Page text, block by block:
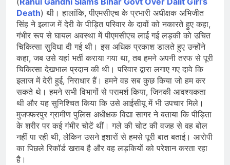
Death) थी। हालांकि, पीएमसीएच के प्रभारी अधीक्षक अभिजीत
सिंह ने इलाज में देरी के पीड़ित परिवार के दावों को नकारते हुए कहा,
गंभीर रूप से घायल अवस्था में पीएमसीएच लाई गई लड़की को उचित
चिकित्सा सुविधा दी गई थी। इस अधिक प्रकाश डालते हुए उन्होंने
कहा, जब उसे यहां भर्ती कराया गया था, तब हमने अपनी तरफ से पूरी
चिकित्सा देखभाल प्रदान की थी। परिवार द्वारा लगाए गए दावे कि
इलाज में देरी हुई, निराधार हैं। हमने वह सब कुछ किया जो हम कर
सकते थे। हमने सभी विभागों से परामर्श किया, जिनकी आवश्यकता
थी और यह सुनिश्चित किया कि उसे आईसीयू में भी उपचार मिले।
मुजफ्फरपुर ग्रामीण पुलिस अधीक्षक विद्या सागर ने बताया कि पीड़िता
के शरीर पर कई गंभीर चोटें थीं। गले की चोट की वजह से वह बोल
नहीं पा रही थी, लेकिन उसने इशारों से हमसे पूरी बात बताई। आरोपी
का पिछले रिकॉर्ड खराब है और वह लड़कियों को परेशान करता रहा
है।